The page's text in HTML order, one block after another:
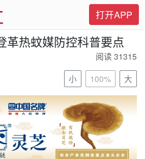
打开APP
革热蚊媒防控科普要点
阅读 31315
小
100% 大